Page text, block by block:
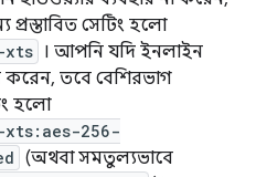
সেটিং হলো
xts । আপনি যদি ইনলাইন
করেন, তবে বেশিরভাগ
হলো
256-
(অথবা সমতুল্যভাবে